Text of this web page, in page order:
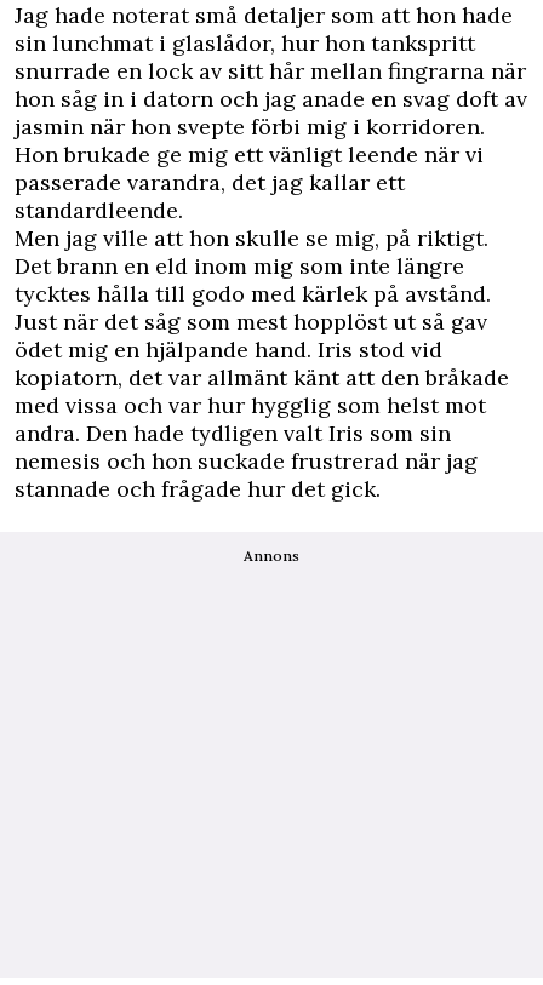
Jag hade noterat små detaljer som att hon hade
sin lunchmat i glaslådor, hur hon tankspritt
snurrade en lock av sitt hår mellan fingrarna när
hon såg in i datorn och jag anade en svag doft av
jasmin när hon svepte förbi mig i korridoren.
Hon brukade ge mig ett vänligt leende när vi
passerade varandra, det jag kallar ett
standardleende.
Men jag ville att hon skulle se mig, på riktigt.
Det brann en eld inom mig som inte längre
tycktes hålla till godo med kärlek på avstånd.
Just när det såg som mest hopplöst ut så gav
ödet mig en hjälpande hand. Iris stod vid
kopiatorn, det var allmänt känt att den bråkade
med vissa och var hur hygglig som helst mot
andra. Den hade tydligen valt Iris som sin
nemesis och hon suckade frustrerad när jag
stannade och frågade hur det gick.
Annons